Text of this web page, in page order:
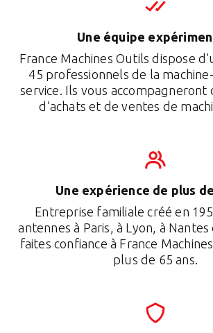
Une équipe
France Machines Outils dispose
45 professionnels de la
service. Ils vous accompagneront
d’achats et de ventes de
Une expérience de plus
Entreprise familiale créé en
antennes à Paris, à Lyon, à
faites confiance à France
plus de 65 ans.